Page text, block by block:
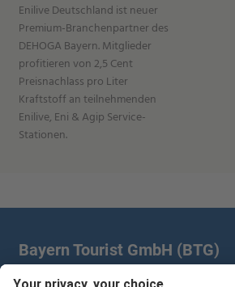
Enilive Deutschland ist neuer
Premium-Branchenpartner des
DEHOGA Bayern. Mitglieder
profitieren von 2,5 Cent
Preisnachlass pro Liter
Kraftstoff an teilnehmenden
Enilive, Eni & Agip Service-
Stationen.
Bayern Tourist GmbH (BTG)
Prinz-Ludwig-Palais | Türkenstr. 7 | 80333